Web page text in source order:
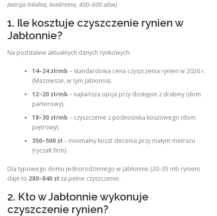
(wersja lokalna, konkretna, 400–600 słów)
1. Ile kosztuje czyszczenie rynien w
Jabłonnie?
Na podstawie aktualnych danych rynkowych:
14–24 zł/mb – standardowa cena czyszczenia rynien w 2026 r.
(Mazowsze, w tym Jabłonna).
12–20 zł/mb – najtańsza opcja przy dostępie z drabiny (dom
parterowy).
18–30 zł/mb – czyszczenie z podnośnika koszowego (dom
piętrowy).
350–500 zł– minimalny koszt zlecenia przy małym metrażu
(ryczałt firm).
Dla typowego domu jednorodzinnego w Jabłonnie (20–35 mb rynien)
daje to 280–840 zł za pełne czyszczenie.
2. Kto w Jabłonnie wykonuje
czyszczenie rynien?